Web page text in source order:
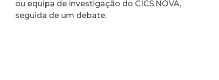
ou equipa de investigação do CICS.NOVA,
seguida de um debate.